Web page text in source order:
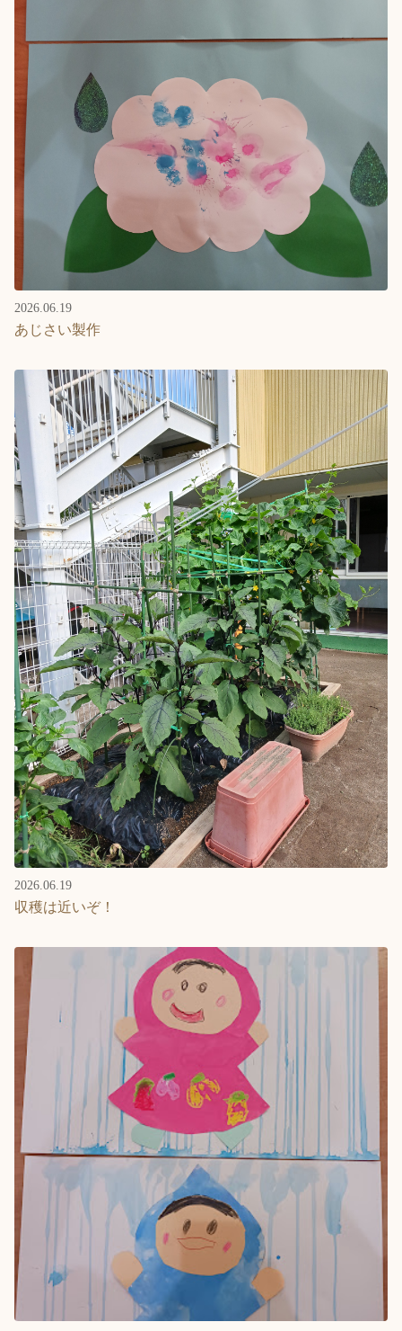
2026.06.19
あじさい製作
2026.06.19
収穫は近いぞ！